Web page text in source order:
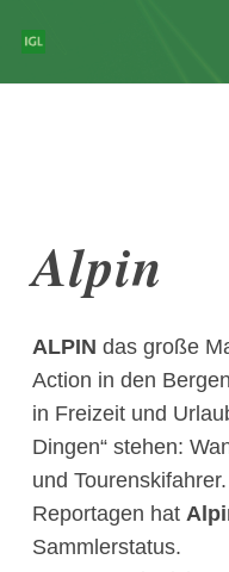
Alpin
ALPIN das große
Action in den
in Freizeit und
Dingen“ stehen:
und
Reportagen hat
Sammlerstatus.